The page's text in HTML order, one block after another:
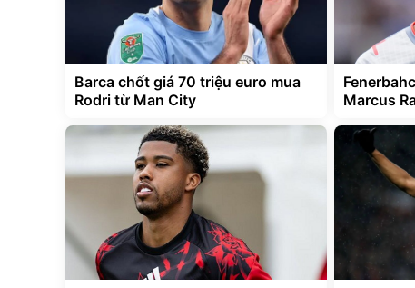
Barca chốt giá 70 triệu euro mua
Rodri từ Man City
Marcus